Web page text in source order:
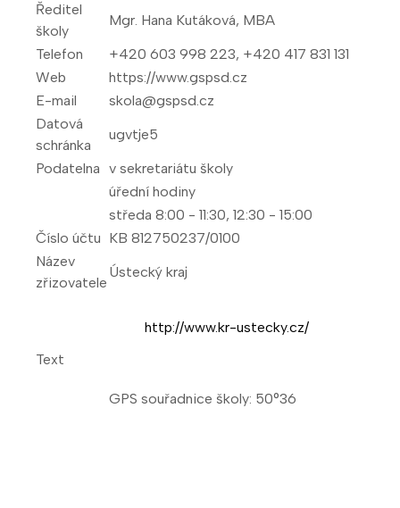
Ředitel
školy
Mgr. Hana Kutáková, MBA
Telefon
+420 603 998 223, +420 417 831 131
Web
https://www.gspsd.cz
E-mail
skola@gspsd.cz
Datová
schránka
ugvtje5
Podatelna v sekretariátu školy
úřední hodiny
středa 8:00 - 11:30, 12:30 - 15:00
Číslo účtu KB 812750237/0100
Název
zřizovatele
Ústecký kraj
Text
http://www.kr-ustecky.cz/
GPS souřadnice školy: 50°36